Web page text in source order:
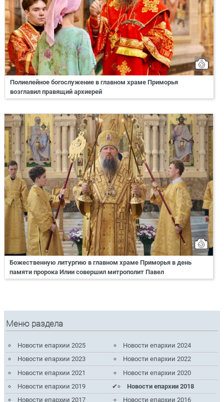
Полиелейное богослужение в главном храме Приморья
возглавил правящий архиерей
Божественную литургию в главном храме Приморья в день
памяти пророка Илии совершил митрополит Павел
Меню раздела
Новости епархии 2025
Новости епархии 2024
Новости епархии 2023
Новости епархии 2022
Новости епархии 2021
Новости епархии 2020
Новости епархии 2019
Новости епархии 2018
Новости епархии 2017
Новости епархии 2016